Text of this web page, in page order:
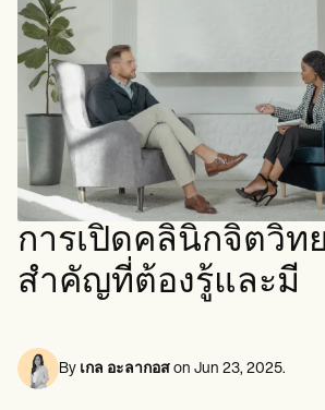
การชำระเงิน
เทเลเฮลท์
หมายเหตุทางคลินิก
การจัดการฝึก
Community
ผู้ฝึกฝนคนเดียว
ผู้ปฏิบัติงานใหม่
ที่ปรึกษา
นักพยาธิวิทยาภาษา
หมอไคโรแพรคเตอร์
ผู้เชี่ยวชาญด้านสุขภาพจิต
นักสังคมสงเคราะห์
นักจิตวิทยา
พยาบาล
ตารางนัดหมาย
Online booking
Automatic reminders
ข้อความ
Client messaging
SMS and email
การดูแล
พบปะ
Telehealth video
In session notes
บันทึก
AI Scribe
Clinical notes
เสร็จสิ้น
รักษา
ePrescribe
NEW
Treatment plans
เรียกเก็บเงิน
Invoicing and payments
Insurance claims
การจัดการสถานพยาบาล
การปฏิบัติตามข้อกำหนดและความป
Carepatron AI
ดูเวิร์กโฟลว์ทั้งหมด
Behavioral
Counselors
Mental health
Psychologists
Therapists
Medical
Dentists
Nurse practitioners
Nurses
Physicians
Psychiatrists
Allied
Dietitians
Nutritionists
Occupational therapists
Physical therapists
Social workers
Speech therapists
Wellness
Acupuncturists
Chiropractors
Health coaches
Life coaches
Massage therapists
Get started for
Book a demo
เข้าสู่ระบบ
การเปิดคลินิกจิตวิท
สำคัญที่ต้องรู้และมี
By เกล อะลากอส on Jun 23, 2025.